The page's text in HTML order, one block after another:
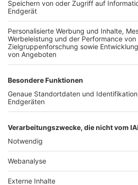
TOP-VEREINE
TOP-PARTNER
Nutzungsbedingungen Datenschutz